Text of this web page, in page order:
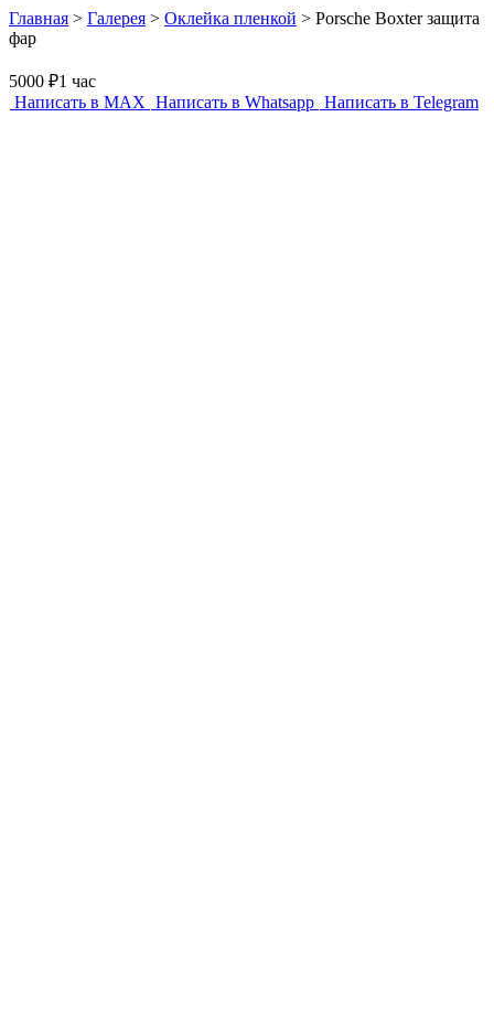
Главная > Галерея > Оклейка пленкой > Porsche Boxter защита
фар
5000 ₽1 час
Написать в MAX Написать в Whatsapp Написать в Telegram